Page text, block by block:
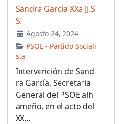
Sandra García XXa JJ.S
S.
Agosto 24, 2024
PSOE - Partido Sociali
sta
Intervención de Sand
ra García, Secretaria
General del PSOE alh
ameño, en el acto del
XX...